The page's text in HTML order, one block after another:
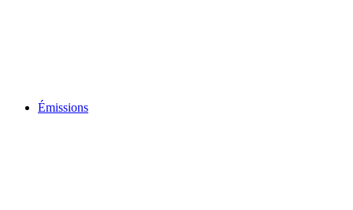
Émissions